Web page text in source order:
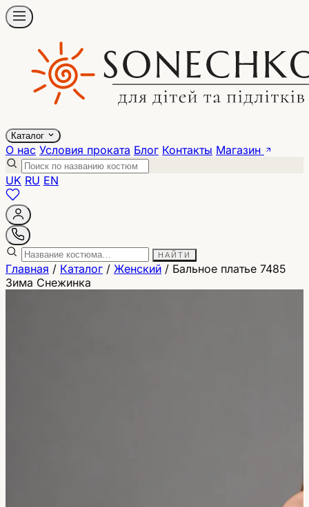
Каталог
О нас Условия проката Блог Контакты Магазин
UK RU EN
НАЙТИ
Главная / Каталог / Женский / Бальное платье 7485
Зима Снежинка